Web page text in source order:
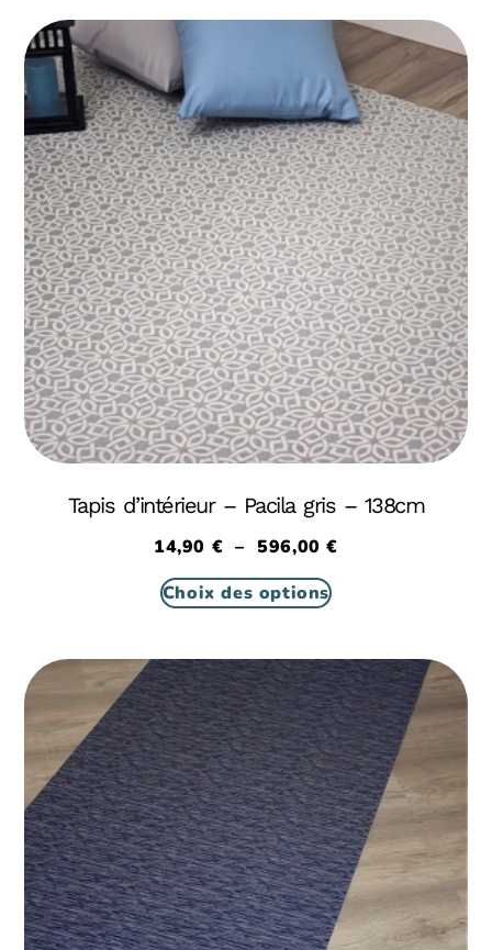
Tapis d’intérieur – Pacila gris – 138cm
14,90 € – 596,00€
Choix des options